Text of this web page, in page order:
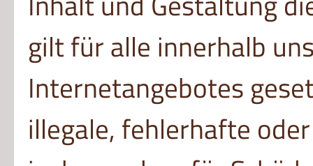
gilt für alle innerhalb
Internetangebotes
illegale, fehlerhafte